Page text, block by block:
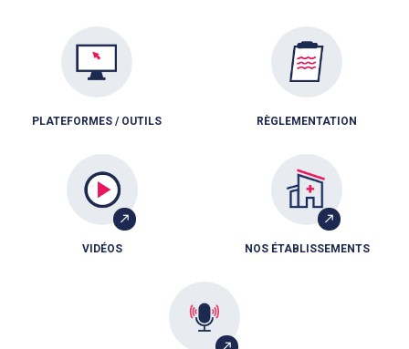
PLATEFORMES / OUTILS RÈGLEMENTATION
VIDÉOS NOS ÉTABLISSEMENTS